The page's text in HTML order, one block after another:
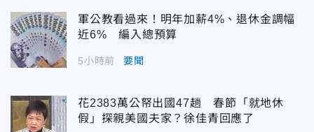
軍公教看過來！明年加薪4%、退休金調幅
近6% 編入總預算
5小時前 要聞
花2383萬公帑出國47趟 春節「就地休
假」探親美國夫家？徐佳青回應了